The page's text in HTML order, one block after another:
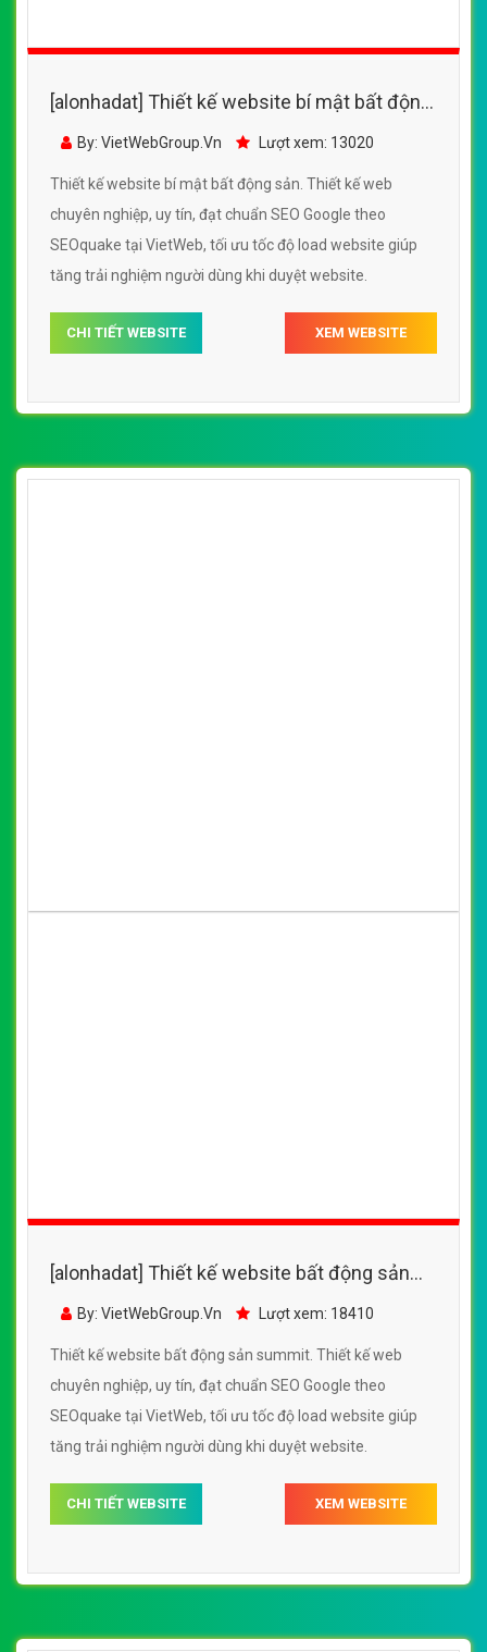
[alonhadat] Thiết kế website bí mật bất động
sản đẹp SEO nhanh hiệu quả
By: VietWebGroup.Vn Lượt xem: 13020
Thiết kế website bí mật bất động sản. Thiết kế web
chuyên nghiệp, uy tín, đạt chuẩn SEO Google theo
SEOquake tại VietWeb, tối ưu tốc độ load website giúp
tăng trải nghiệm người dùng khi duyệt website.
CHI TIẾT WEBSITE XEM WEBSITE
[alonhadat] Thiết kế website bất động sản
summit đẹp, chuyên nghiệp chuẩn SEO
By: VietWebGroup.Vn Lượt xem: 18410
Thiết kế website bất động sản summit. Thiết kế web
chuyên nghiệp, uy tín, đạt chuẩn SEO Google theo
SEOquake tại VietWeb, tối ưu tốc độ load website giúp
tăng trải nghiệm người dùng khi duyệt website.
CHI TIẾT WEBSITE XEM WEBSITE